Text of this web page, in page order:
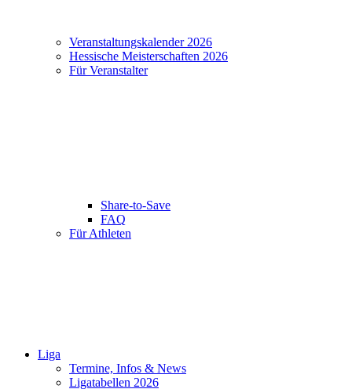
Veranstaltungskalender 2026
Hessische Meisterschaften 2026
Für Veranstalter
Share-to-Save
FAQ
Für Athleten
Liga
Termine, Infos & News
Ligatabellen 2026